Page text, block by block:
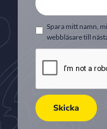
Spara mitt namn,
webbläsare till